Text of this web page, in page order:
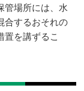
管場所には、水
合するおそれの
置を講ずるこ